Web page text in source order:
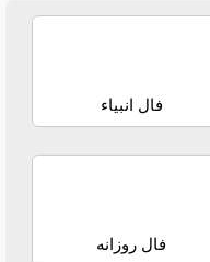
فال انبیاء
فال روزانه